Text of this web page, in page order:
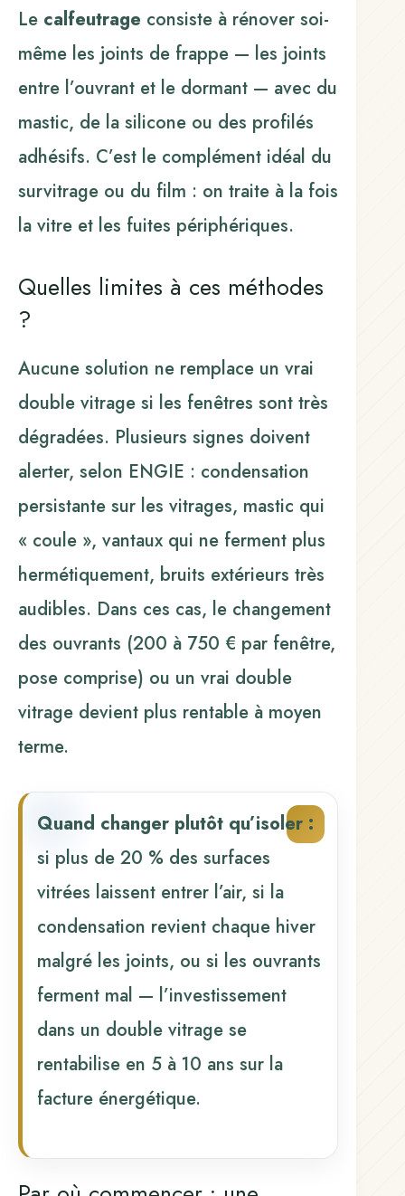
Le calfeutrage consiste à rénover soi-
même les joints de frappe — les joints
entre l’ouvrant et le dormant — avec du
mastic, de la silicone ou des profilés
adhésifs. C’est le complément idéal du
survitrage ou du film : on traite à la fois
la vitre et les fuites périphériques.
Quelles limites à ces méthodes
?
Aucune solution ne remplace un vrai
double vitrage si les fenêtres sont très
dégradées. Plusieurs signes doivent
alerter, selon ENGIE : condensation
persistante sur les vitrages, mastic qui
« coule », vantaux qui ne ferment plus
hermétiquement, bruits extérieurs très
audibles. Dans ces cas, le changement
des ouvrants (200 à 750 € par fenêtre,
pose comprise) ou un vrai double
vitrage devient plus rentable à moyen
terme.
Quand changer plutôt qu’isoler :
si plus de 20 % des surfaces
vitrées laissent entrer l’air, si la
condensation revient chaque hiver
malgré les joints, ou si les ouvrants
ferment mal — l’investissement
dans un double vitrage se
rentabilise en 5 à 10 ans sur la
facture énergétique.